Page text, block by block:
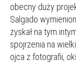
obecny duży
Salgado
zyskał na tym
spojrzenia na
ojca z fotografii,